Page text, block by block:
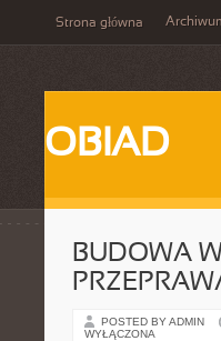
Strona główna
OBIAD
BUDOWA
POSTED BY ADMIN
WYŁĄCZONA